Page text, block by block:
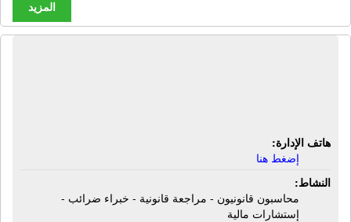
المزيد
هاتف الإدارة:
إضغط هنا
النشاط:
محاسبون قانونيون - مراجعة قانونية - خبراء ضرائب -
إستشارات مالية